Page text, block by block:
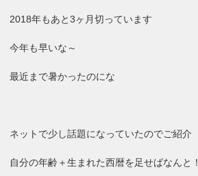
2018年もあと3ヶ月切っています
今年も早いな～
最近まで暑かったのにな
ネットで少し話題になっていたのでご紹介
自分の年齢＋生まれた西暦を足せばなんと！